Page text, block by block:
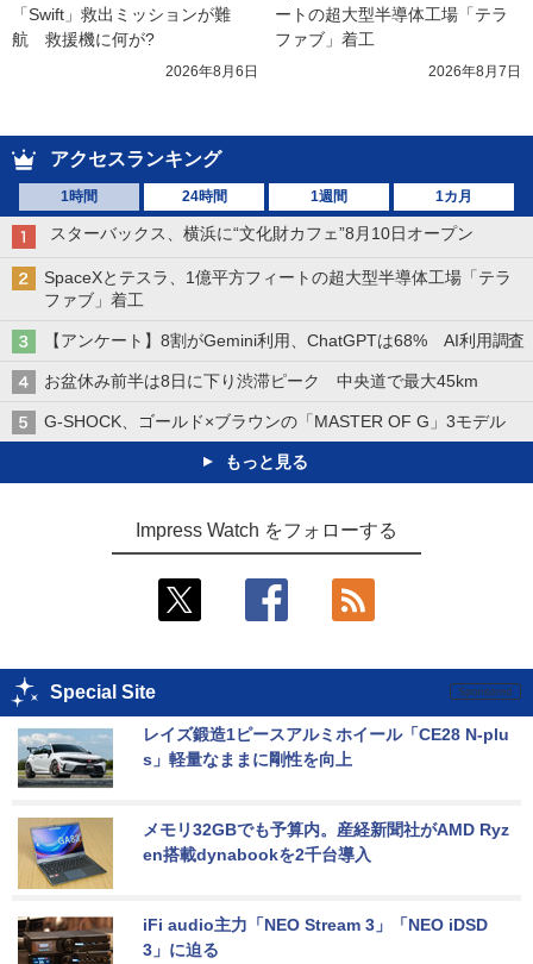
「Swift」救出ミッションが難
航　救援機に何が?
2026年8月6日
ートの超大型半導体工場「テラ
ファブ」着工
2026年8月7日
アクセスランキング
1時間 24時間 1週間 1カ月
スターバックス、横浜に“文化財カフェ”8月10日オープン
SpaceXとテスラ、1億平方フィートの超大型半導体工場「テラ
ファブ」着工
【アンケート】8割がGemini利用、ChatGPTは68% AI利用調査
お盆休み前半は8日に下り渋滞ピーク 中央道で最大45km
G-SHOCK、ゴールド×ブラウンの「MASTER OF G」3モデル
もっと見る
Impress Watch をフォローする
Special Site
レイズ鍛造1ピースアルミホイール「CE28 N-plu
s」軽量なままに剛性を向上
メモリ32GBでも予算内。産経新聞社がAMD Ryz
en搭載dynabookを2千台導入
iFi audio主力「NEO Stream 3」「NEO iDSD
3」に迫る